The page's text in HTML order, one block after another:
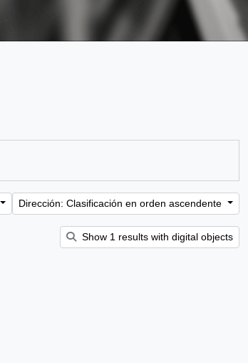
Dirección: Clasificación en orden ascendente
Show 1 results with digital objects